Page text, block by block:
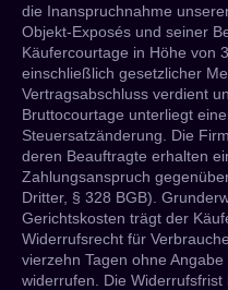
die Inanspruchnahme
Objekt-Exposés und seiner
Käufercourtage in Höhe von
einschließlich gesetzlicher
Vertragsabschluss verdient
Bruttocourtage unterliegt
Steuersatzänderung. Die
deren Beauftragte erhalten
Zahlungsanspruch
Dritter, § 328 BGB).
Gerichtskosten trägt der
Widerrufsrecht für
vierzehn Tagen ohne
widerrufen. Die